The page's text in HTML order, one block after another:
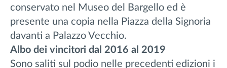
conservato nel Museo del Bargello ed è
presente una copia nella Piazza della Signoria
davanti a Palazzo Vecchio.
Albo dei vincitori dal 2016 al 2019
Sono saliti sul podio nelle precedenti edizioni i